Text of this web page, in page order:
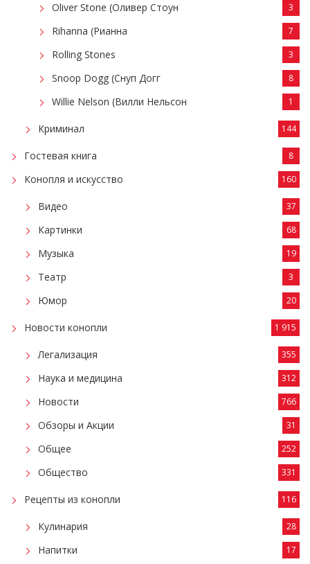
Oliver Stone (Оливер Стоун 3
Rihanna (Рианна 7
Rolling Stones 3
Snoop Dogg (Снуп Догг 8
Willie Nelson (Вилли Нельсон 1
Криминал 144
Гостевая книга 8
Конопля и искусство 160
Видео 37
Картинки 68
Музыка 19
Театр 3
Юмор 20
Новости конопли 1 915
Легализация 355
Наука и медицина 312
Новости 766
Обзоры и Акции 31
Общее 252
Общество 331
Рецепты из конопли 116
Кулинария 28
Напитки 17